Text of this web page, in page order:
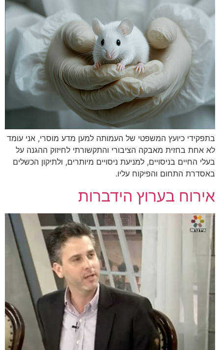
בתפקידי כיועץ המשפטי של העמותה למען מדע מוסרי, אני עומד
לא אחת בחזית מאבקה הציבורי והתקשורתי לחיזוק ההגנה על
בעלי החיים בניסויים, למניעת ניסויים מיותרים, ולתיקון הכשלים
באסדרת התחום והפיקוח עליו.
אירוח בערוץ הידברות